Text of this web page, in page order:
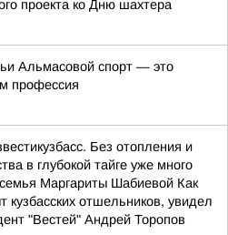
проекта ко Дню шахтера
Альмасовой спорт — это
профессия
Без отопления и
в глубокой тайге уже много
Маргариты Шабиевой Как
кузбасских отшельников, увидел
"Вестей" Андрей Торопов